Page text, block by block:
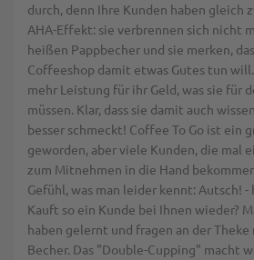
durch, denn Ihre Kunden haben gleich
AHA-Effekt: sie verbrennen sich nicht
heißen Pappbecher und sie merken,
Coffeeshop damit etwas Gutes tun
mehr Leistung für ihr Geld, was sie für
müssen. Klar, dass sie damit auch
besser schmeckt! Coffee To Go ist ein
geworden, aber viele Kunden, die mal
zum Mitnehmen in die Hand
Gefühl, was man leider kennt: Autsch! -
Kauft so ein Kunde bei Ihnen wieder?
haben gelernt und fragen an der
Becher. Das "Double-Cupping" macht